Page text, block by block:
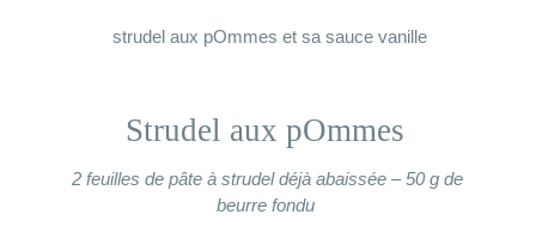
strudel aux pOmmes et sa sauce vanille
Strudel aux pOmmes
2 feuilles de pâte à strudel déjà abaissée –50 g de
beurre fondu